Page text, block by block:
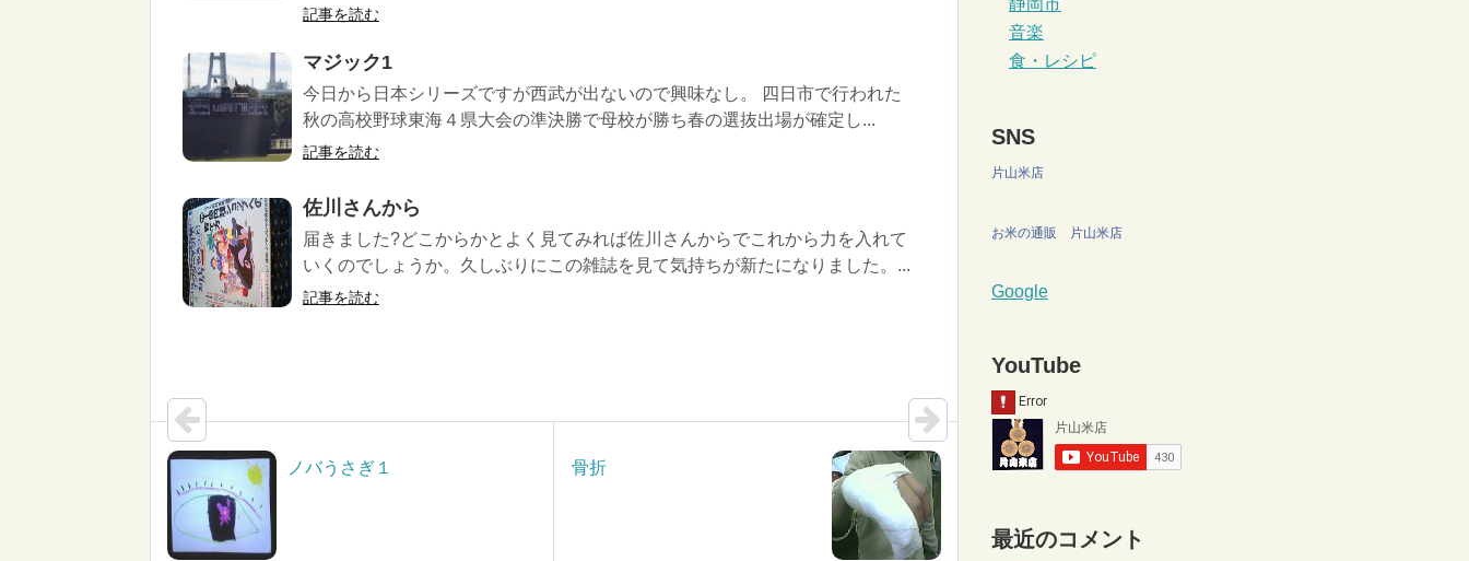
記事を読む
マジック1
今日から日本シリーズですが西武が出ないので興味なし。 四日市で行われた
秋の高校野球東海４県大会の準決勝で母校が勝ち春の選抜出場が確定し...
記事を読む
佐川さんから
届きました?どこからかとよく見てみれば佐川さんからでこれから力を入れて
いくのでしょうか。久しぶりにこの雑誌を見て気持ちが新たになりました。...
記事を読む
ノバうさぎ１ 骨折
静岡市
音楽
食・レシピ
SNS
片山米店
お米の通販 片山米店
Google
YouTube
最近のコメント